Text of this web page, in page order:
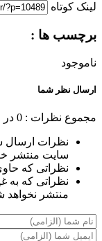
لینک کوتاه
برچسب ها :
ناموجود
ارسال نظر شما
مجموع نظرات : 0 در
نظرات ارسال
سایت منتشر
نظراتی که
نظراتی که به
منتشر نخواهد